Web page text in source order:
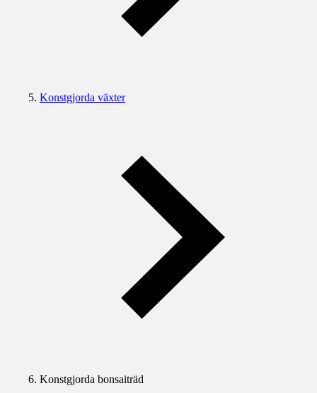
Konstgjorda växter
Konstgjorda bonsaiträd